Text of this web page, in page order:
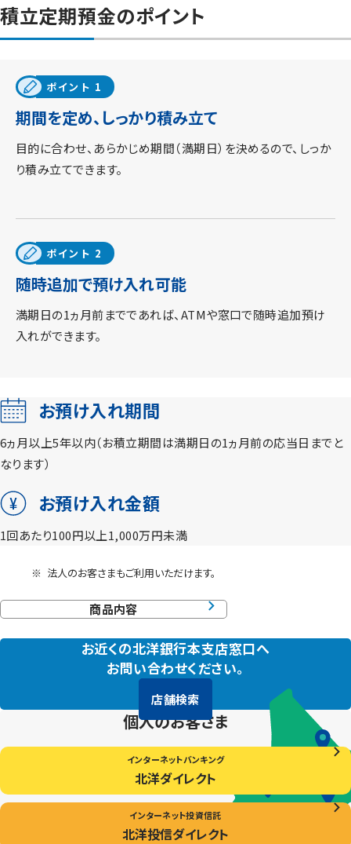
積立定期預金のポイント
ポイント 1
期間を定め、しっかり積み立て
目的に合わせ、あらかじめ期間（満期日）を決めるので、しっか
り積み立てできます。
ポイント 2
随時追加で預け入れ可能
満期日の1ヵ月前までであれば、ATMや窓口で随時追加預け
入れができます。
お預け入れ期間
6ヵ月以上5年以内（お積立期間は満期日の1ヵ月前の応当日までと
なります）
お預け入れ金額
1回あたり100円以上1,000万円未満
※ 法人のお客さまもご利用いただけます。
商品内容
お近くの北洋銀行本支店窓口へ
お問い合わせください。
店舗検索
個人のお客さま
インターネットバンキング
北洋ダイレクト
インターネット投資信託
北洋投信ダイレクト